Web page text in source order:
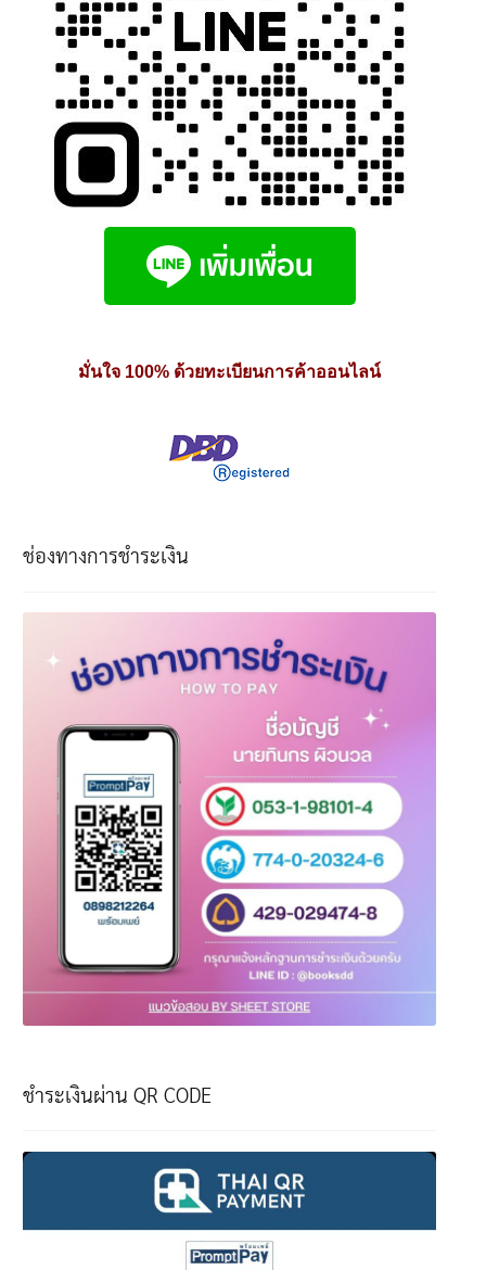
มั่นใจ 100% ด้วยทะเบียนการค้าออนไลน์
ช่องทางการชำระเงิน
ชำระเงินผ่าน QR CODE